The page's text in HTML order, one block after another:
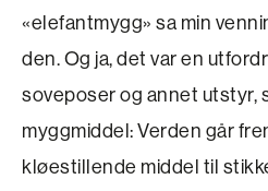
«elefantmygg» sa min
den. Og ja, det var en
soveposer og annet utstyr,
myggmiddel: Verden går
kløestillende middel til